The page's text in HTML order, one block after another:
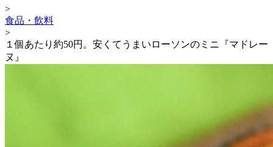
>
食品・飲料
>
１個あたり約50円。安くてうまいローソンのミニ『マドレー
ヌ』